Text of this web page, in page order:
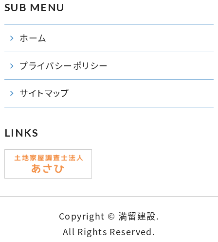
SUB MENU
ホーム
プライバシーポリシー
サイトマップ
LINKS
Copyright © 満留建設.
All Rights Reserved.